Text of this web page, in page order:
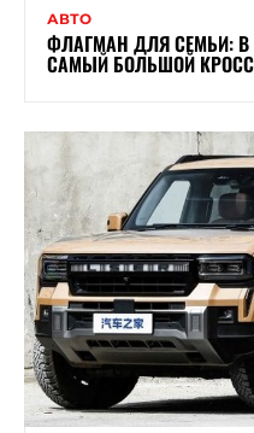
АВТО
ФЛАГМАН ДЛЯ СЕМЬИ:
САМЫЙ БОЛЬШОЙ